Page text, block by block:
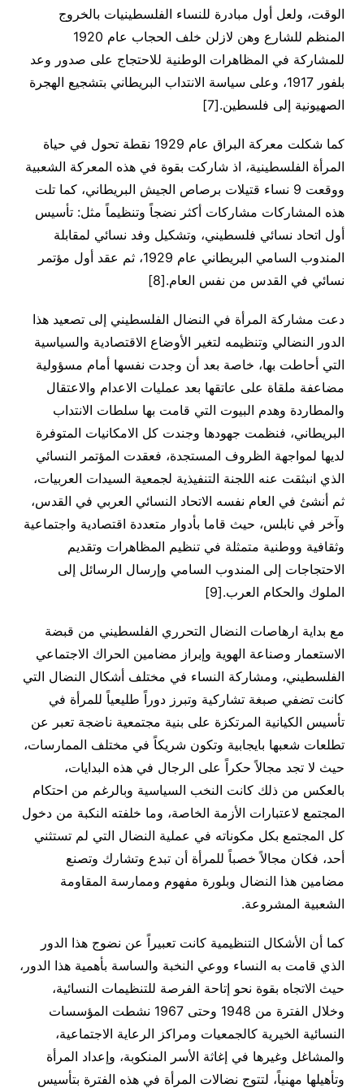
الوقت، ولعل أول مبادرة للنساء الفلسطينيات بالخروج
المنظم للشارع وهن لازلن خلف الحجاب عام 1920
للمشاركة في المظاهرات الوطنية للاحتجاج على صدور وعد
بلفور 1917، وعلى سياسة الانتداب البريطاني بتشجيع الهجرة
الصهيونية إلى فلسطين.[7]
كما شكلت معركة البراق عام 1929 نقطة تحول في حياة
المرأة الفلسطينية، اذ شاركت بقوة في هذه المعركة الشعبية
ووقعت 9 نساء قتيلات برصاص الجيش البريطاني، كما تلت
هذه المشاركات مشاركات أكثر نضجاً وتنظيماً مثل: تأسيس
أول اتحاد نسائي فلسطيني، وتشكيل وفد نسائي لمقابلة
المندوب السامي البريطاني عام 1929، ثم عقد أول مؤتمر
نسائي في القدس من نفس العام.[8]
دعت مشاركة المرأة في النضال الفلسطيني إلى تصعيد هذا
الدور النضالي وتنظيمه لتغير الأوضاع الاقتصادية والسياسية
التي أحاطت بها، خاصة بعد أن وجدت نفسها أمام مسؤولية
مضاعفة ملقاة على عاتقها بعد عمليات الاعدام والاعتقال
والمطاردة وهدم البيوت التي قامت بها سلطات الانتداب
البريطاني، فنظمت جهودها وجندت كل الامكانيات المتوفرة
لديها لمواجهة الظروف المستجدة، فعقدت المؤتمر النسائي
الذي انبثقت عنه اللجنة التنفيذية لجمعية السيدات العربيات،
ثم أنشئ في العام نفسه الاتحاد النسائي العربي في القدس،
وآخر في نابلس، حيث قاما بأدوار متعددة اقتصادية واجتماعية
وثقافية ووطنية متمثلة في تنظيم المظاهرات وتقديم
الاحتجاجات إلى المندوب السامي وإرسال الرسائل إلى
الملوك والحكام العرب.[9]
مع بداية ارهاصات النضال التحرري الفلسطيني من قبضة
الاستعمار وصناعة الهوية وإبراز مضامين الحراك الاجتماعي
الفلسطيني، ومشاركة النساء في مختلف أشكال النضال التي
كانت تضفي صبغة تشاركية وتبرز دوراً طليعياً للمرأة في
تأسيس الكيانية المرتكزة على بنية مجتمعية ناضجة تعبر عن
تطلعات شعبها بايجابية وتكون شريكاً في مختلف الممارسات،
حيث لا تجد مجالاً حكراً على الرجال في هذه البدايات،
بالعكس من ذلك كانت النخب السياسية وبالرغم من احتكام
المجتمع لاعتبارات الأزمة الخاصة، وما خلفته النكبة من دخول
كل المجتمع بكل مكوناته في عملية النضال التي لم تستثني
أحد، فكان مجالاً خصباً للمرأة أن تبدع وتشارك وتصنع
مضامين هذا النضال وبلورة مفهوم وممارسة المقاومة
الشعبية المشروعة.
كما أن الأشكال التنظيمية كانت تعبيراً عن نضوج هذا الدور
الذي قامت به النساء ووعي النخبة والساسة بأهمية هذا الدور،
حيث الاتجاه بقوة نحو إتاحة الفرصة للتنظيمات النسائية،
وخلال الفترة من 1948 وحتى 1967 نشطت المؤسسات
النسائية الخيرية كالجمعيات ومراكز الرعاية الاجتماعية،
والمشاغل وغيرها في إغاثة الأسر المنكوبة، وإعداد المرأة
وتأهيلها مهنياً، لتتوج نضالات المرأة في هذه الفترة بتأسيس